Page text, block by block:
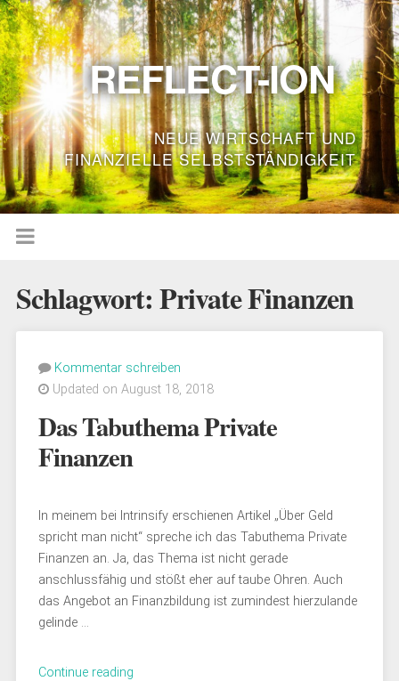
REFLECT-ION
NEUE WIRTSCHAFT UND
FINANZIELLE SELBSTSTÄNDIGKEIT
Schlagwort:Private Finanzen
Kommentar schreiben
Updated on August 18, 2018
Das Tabuthema Private
Finanzen
In meinem bei Intrinsify erschienen Artikel „Über Geld
spricht man nicht“ spreche ich das Tabuthema Private
Finanzen an. Ja, das Thema ist nicht gerade
anschlussfähig und stößt eher auf taube Ohren. Auch
das Angebot an Finanzbildung ist zumindest hierzulande
gelinde …
Continue reading„Das